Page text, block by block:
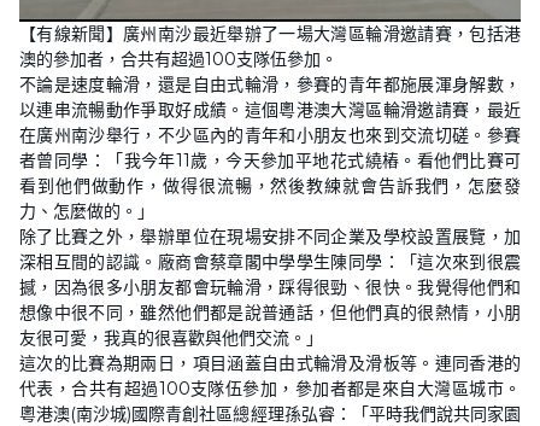
【有線新聞】廣州南沙最近舉辦了一場大灣區輪滑邀請賽，包括港
澳的參加者，合共有超過100支隊伍參加。
不論是速度輪滑，還是自由式輪滑，參賽的青年都施展渾身解數，
以連串流暢動作爭取好成績。這個粵港澳大灣區輪滑邀請賽，最近
在廣州南沙舉行，不少區內的青年和小朋友也來到交流切磋。參賽
者曾同學：「我今年11歲，今天參加平地花式繞樁。看他們比賽可
看到他們做動作，做得很流暢，然後教練就會告訴我們，怎麼發
力、怎麼做的。」
除了比賽之外，舉辦單位在現場安排不同企業及學校設置展覽，加
深相互間的認識。廠商會蔡章閣中學學生陳同學：「這次來到很震
撼，因為很多小朋友都會玩輪滑，踩得很勁、很快。我覺得他們和
想像中很不同，雖然他們都是說普通話，但他們真的很熱情，小朋
友很可愛，我真的很喜歡與他們交流。」
這次的比賽為期兩日，項目涵蓋自由式輪滑及滑板等。連同香港的
代表，合共有超過100支隊伍參加，參加者都是來自大灣區城市。
粵港澳(南沙城)國際青創社區總經理孫弘睿：「平時我們說共同家園